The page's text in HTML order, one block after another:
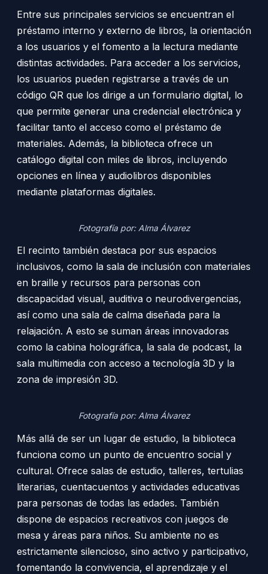
Entre sus principales servicios se encuentran el
préstamo interno y externo de libros, la orientación
a los usuarios y el fomento a la lectura mediante
distintas actividades. Para acceder a los servicios,
los usuarios pueden registrarse a través de un
código QR que los dirige a un formulario digital, lo
que permite generar una credencial electrónica y
facilitar tanto el acceso como el préstamo de
materiales. Además, la biblioteca ofrece un
catálogo digital con miles de libros, incluyendo
opciones en línea y audiolibros disponibles
mediante plataformas digitales.
Fotografía por: Alma Álvarez
El recinto también destaca por sus espacios
inclusivos, como la sala de inclusión con materiales
en braille y recursos para personas con
discapacidad visual, auditiva o neurodivergencias,
así como una sala de calma diseñada para la
relajación. A esto se suman áreas innovadoras
como la cabina holográfica, la sala de podcast, la
sala multimedia con acceso a tecnología 3D y la
zona de impresión 3D.
Fotografía por: Alma Álvarez
Más allá de ser un lugar de estudio, la biblioteca
funciona como un punto de encuentro social y
cultural. Ofrece salas de estudio, talleres, tertulias
literarias, cuentacuentos y actividades educativas
para personas de todas las edades. También
dispone de espacios recreativos con juegos de
mesa y áreas para niños. Su ambiente no es
estrictamente silencioso, sino activo y participativo,
fomentando la convivencia, el aprendizaje y el